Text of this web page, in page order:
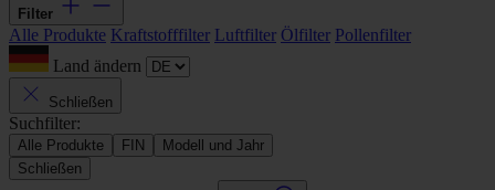
Filter
Alle Produkte Kraftstofffilter Luftfilter Ölfilter Pollenfilter
Land ändern
Schließen
Suchfilter:
Alle Produkte FIN
Modell und Jahr
Schließen